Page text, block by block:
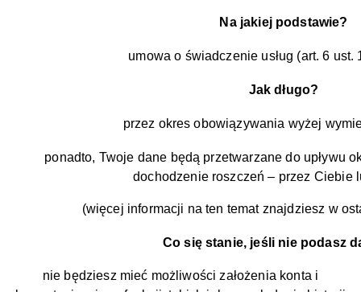
Na jakiej podstawie?
umowa o świadczenie usług (art. 6 ust.
Jak długo?
przez okres obowiązywania wyżej
ponadto, Twoje dane będą przetwarzane do upływu
dochodzenie roszczeń – przez Ciebie
(więcej informacji na ten temat znajdziesz w
Co się stanie, jeśli nie podasz
nie będziesz mieć możliwości założenia konta i